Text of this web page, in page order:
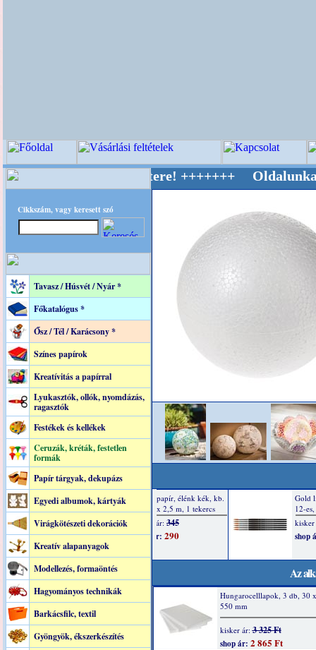
Cikkszám, vagy keresett szó
Tavasz / Húsvét / Nyár *
Főkatalógus *
Ősz / Tél / Karácsony *
Színes papírok
Kreatívitás a papírral
Lyukasztók, ollók, nyomdázás,
ragasztók
Festékek és kellékek
Ceruzák, kréták, festetlen
formák
Papír tárgyak, dekupázs
Egyedi albumok, kártyák
Virágkötészeti dekorációk
Kreatív alapanyagok
Modellezés, formaöntés
Hagyományos technikák
Barkácsfilc, textil
Gyöngyök, ékszerkészítés
Világ Mestere! +++++++ Oldalunkat
Az
Hungarocelllapok, 3 db, 30
550 mm
kisker ár:3 325 Ft
shop ár: 2 865 Ft